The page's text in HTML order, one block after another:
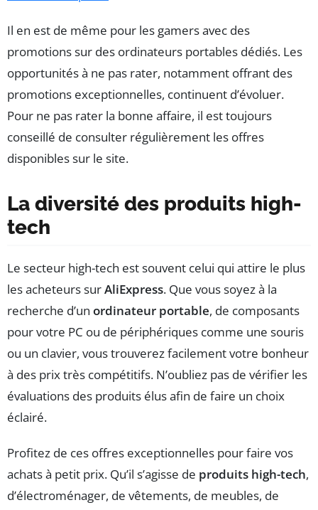
Il en est de même pour les gamers avec des
promotions sur des ordinateurs portables dédiés. Les
opportunités à ne pas rater, notamment offrant des
promotions exceptionnelles, continuent d’évoluer.
Pour ne pas rater la bonne affaire, il est toujours
conseillé de consulter régulièrement les offres
disponibles sur le site.
La diversité des produits high-
tech
Le secteur high-tech est souvent celui qui attire le plus
les acheteurs surAliExpress. Que vous soyez à la
recherche d’un ordinateur portable, de composants
pour votre PC ou de périphériques comme une souris
ou un clavier, vous trouverez facilement votre bonheur
à des prix très compétitifs. N’oubliez pas de vérifier les
évaluations des produits élus afin de faire un choix
éclairé.
Profitez de ces offres exceptionnelles pour faire vos
achats à petit prix. Qu’il s’agisse de produits high-tech,
d’électroménager, de vêtements, de meubles, de